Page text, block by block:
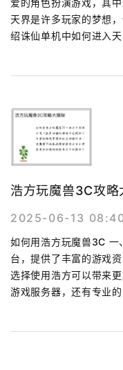
天界是许多玩家的梦想
绍诛仙单机中如何进入
浩方玩魔兽3C攻略
2025-06-13
如何用浩方玩魔兽3C 一
台，提供了丰富的游戏
选择使用浩方可以带来
游戏服务器，还有专业